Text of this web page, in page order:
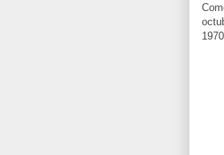
1970.